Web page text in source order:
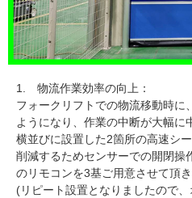
1. 物流作業効率の向上：
フォークリフトでの物流移動時に
ようになり、作業の中断が大幅に
横並びに設置した2箇所の高速シ
削減するためセンサーでの開閉操
のリモコンを3基ご用意させて頂き
(リピート設置となりましたので